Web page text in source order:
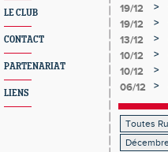
LE CLUB
CONTACT
PARTENARIAT
LIENS
19/12
>
19/12
>
13/12 >
10/12
>
10/12
>
06/12
>